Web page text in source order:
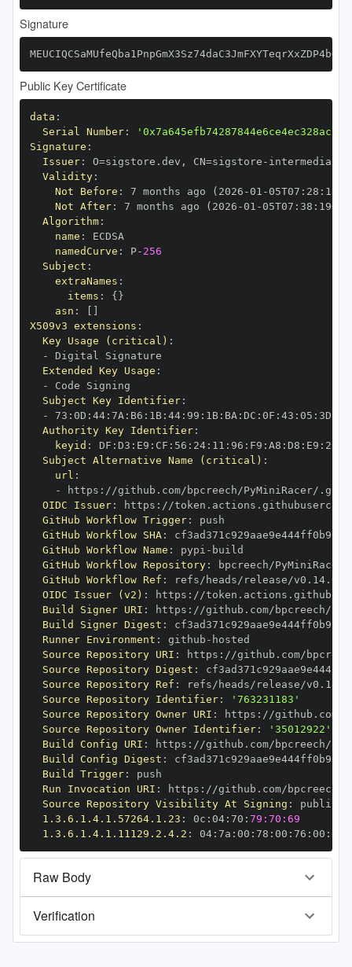
Signature
Public Key Certificate
data :
Serial Number:
Signature :
Issuer: O=sigstore.dev , CN=sigstore -
Validity:
Not Before : 7 months ago (2026 -01 -05T07 : 28 :
Not After: 7 months ago (2026 -01 -05T07 : 38 : 19+00
Algorithm:
name :
namedCurve : P- 256
Subject :
extraNames :
items : { }
asn :
X509v3 extensions :
Key Usage (critical) :
-
Extended Key Usage :
-
Subject Key Identifier:
-
73 : 0D : 44: 7A : B6 : 1B: 44: 99 : 1B: BA : DC : 0F : 43 : 05 : 3D
Authority Key Identifier:
keyid : DF : D3 : E9 : CF : 56 : 24: 11 : 96 : F9 : A8 : D8 : E9 : 28
Subject Alternative Name (critical) :
url :
-
https :
OIDC Issuer: https :
GitHub Workflow Trigger:
GitHub Workflow SHA:
GitHub Workflow Name : pypi -
GitHub Workflow Repository:
GitHub Workflow Ref :
OIDC Issuer (v2) : https :
Build Signer URI : https :
Build Signer Digest :
Runner Environment : github -
Source Repository URI : https :
Source Repository Digest :
Source Repository Ref :
Source Repository Identifier:
'763231183'
Source Repository Owner URI : https :
Source Repository Owner Identifier:
'35012922'
Build Config URI : https :
Build Config Digest :
Build Trigger:
Run Invocation URI : https :
Source Repository Visibility At Signing :
1.3.6.1.4.1.57264.1.23 : 0c : 04: 70 : 79:70:69
1.3.6.1.4.1.11129.2.4.2 : 04: 7a : 00 : 78 : 00 : 76 : 00 : dd
Raw Body
Verification